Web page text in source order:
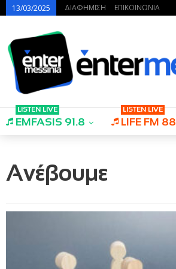
13/03/2025 ΔΙΑΦΗΜΙΣΗ ΕΠΙΚΟΙΝΩΝΙΑ
EMFASIS 91.8
LISTEN LIVE
LIFE FM 88
LISTEN LIVE
Ανέβουμε